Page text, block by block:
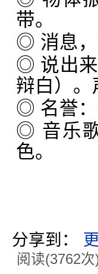
带。
◎ 消息，
◎ 说出来
辩白）
◎ 名誉：
◎ 音乐
色。
分享到：
阅读(3762次